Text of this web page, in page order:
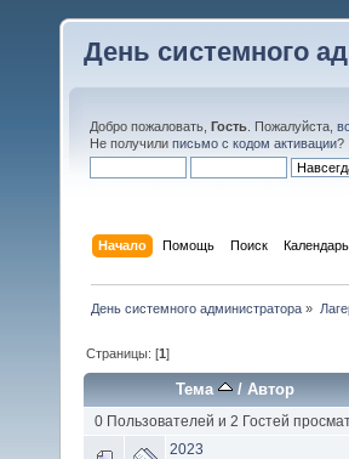
День системного
Добро пожаловать, Гость . Пожалуйста,
Не получили письмо с кодом активации?
Начало Помощь Поиск Календарь
День системного администратора »
Страницы: [1]
Тема /Автор
0 Пользователей и 2 Гостей
2023